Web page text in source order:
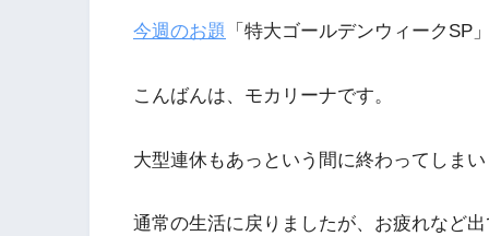
今週のお題 「特大ゴールデンウィークSP
こんばんは、モカリーナです。
大型連休もあっという間に終わってしま
通常の生活に戻りましたが、お疲れなど